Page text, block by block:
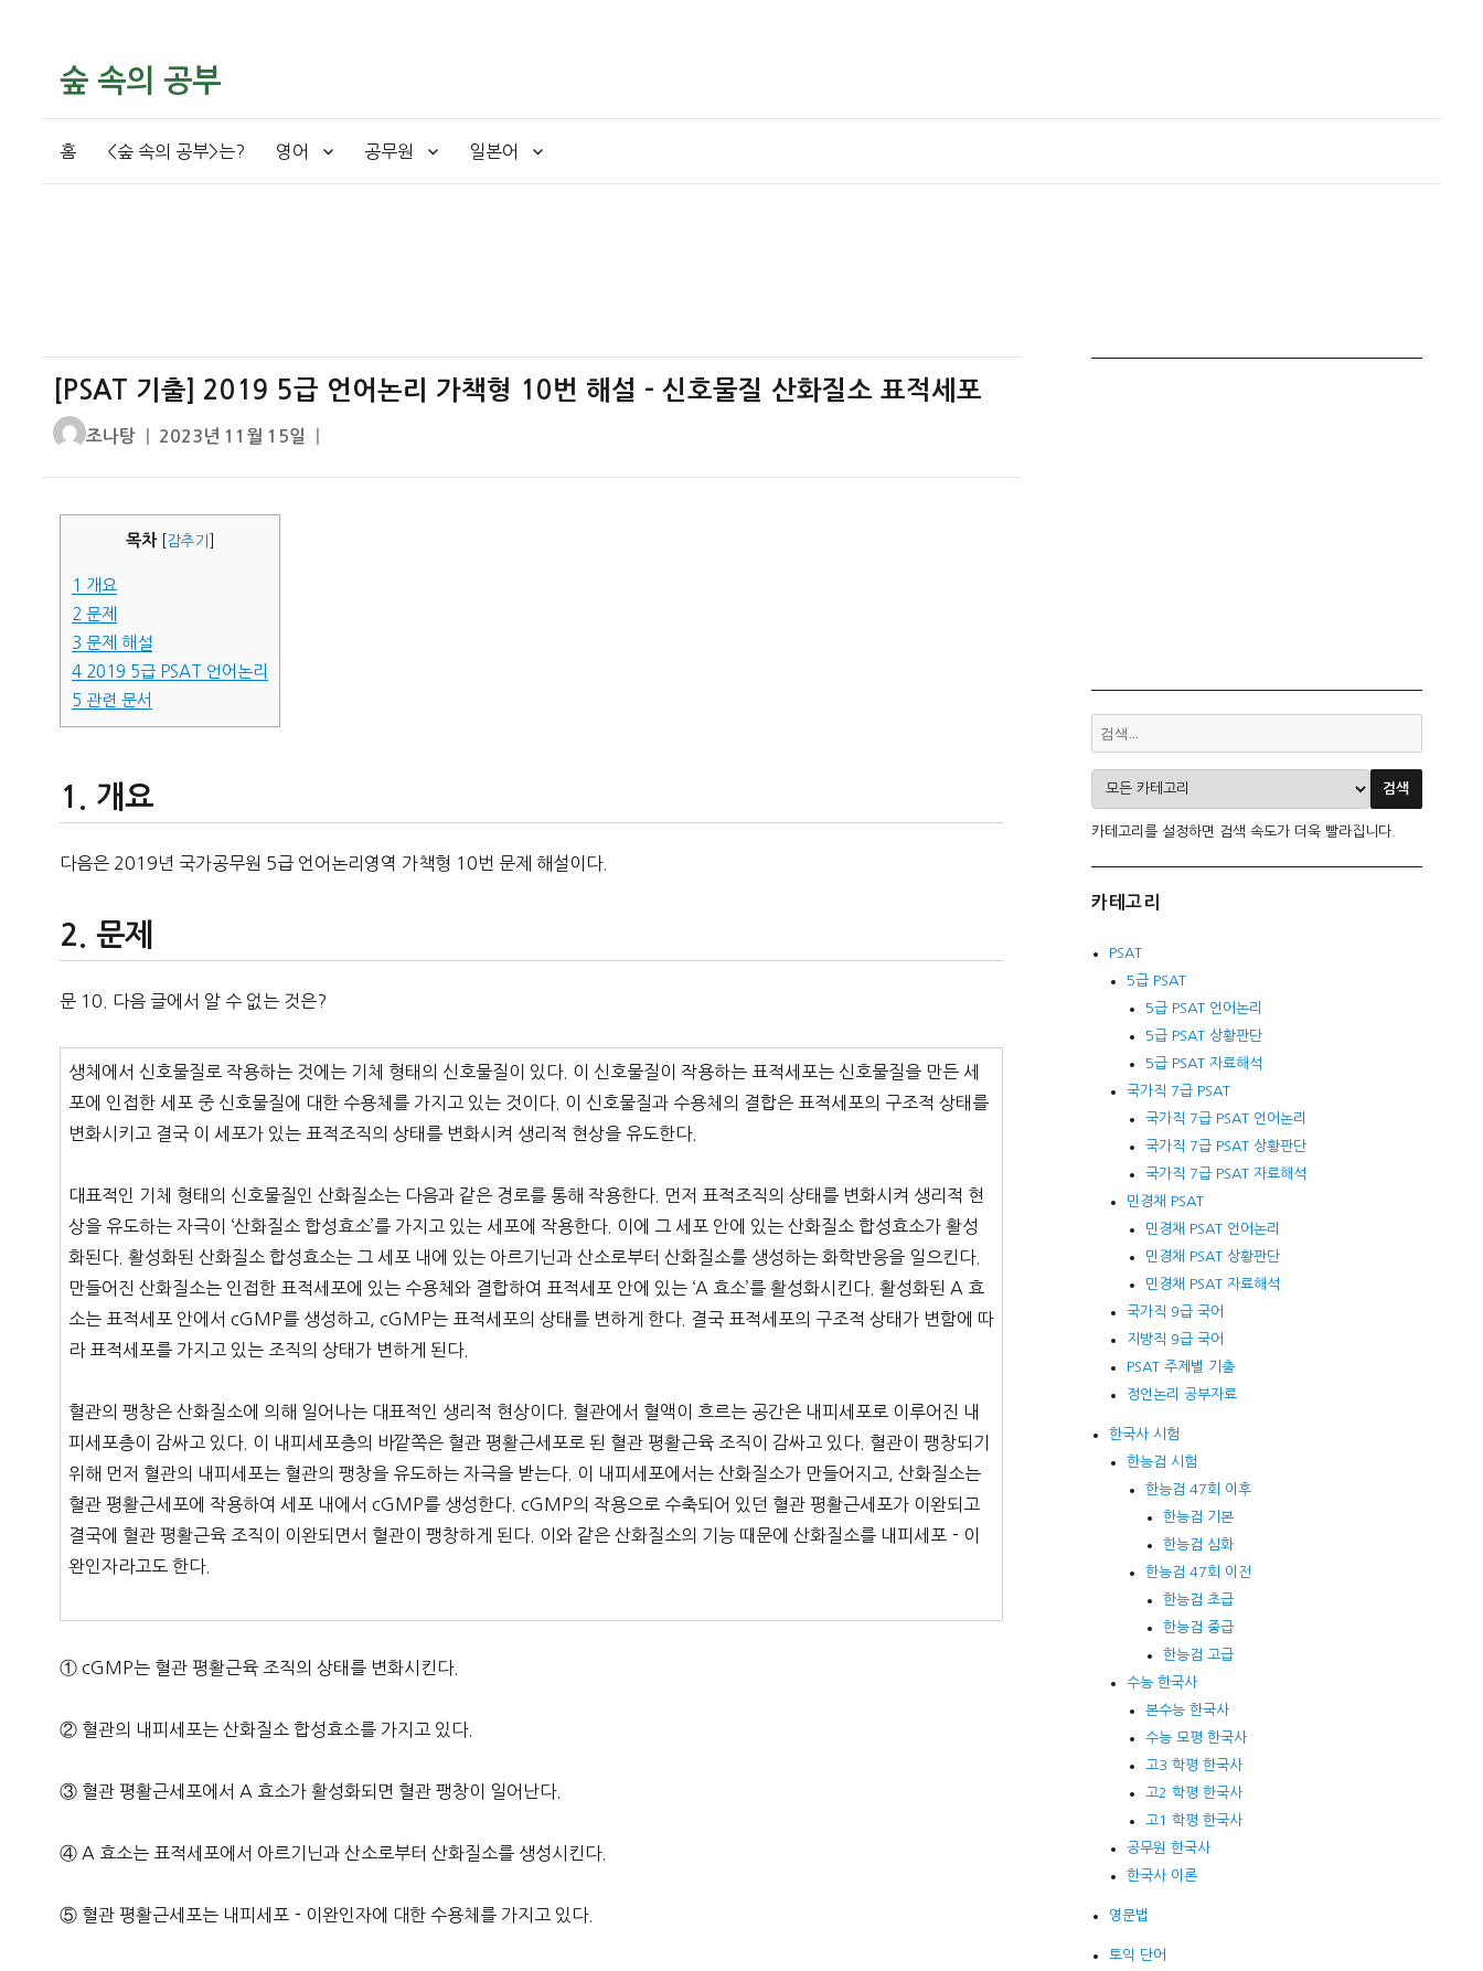
숲 속의 공부
홈 <숲 속의 공부>는? 영어 공무원 일본어
[PSAT 기출] 2019 5급 언어논리 가책형 10번 해설 – 신호물질 산화질소 표적세포
글
조나탕
작
자
2023년 11월 15일
목차 감추기
1 개요
2 문제
3 문제 해설
4 2019 5급 PSAT 언어논리
5 관련 문서
개요
다음은 2019년 국가공무원 5급 언어논리영역 가책형 10번 문제 해설이다.
문제
문 10. 다음 글에서 알 수 없는 것은?
생체에서 신호물질로 작용하는 것에는 기체 형태의 신호물질이 있다. 이 신호물질이 작용하는 표적세포는 신호물질을 만든 세
포에 인접한 세포 중 신호물질에 대한 수용체를 가지고 있는 것이다. 이 신호물질과 수용체의 결합은 표적세포의 구조적 상태를
변화시키고 결국 이 세포가 있는 표적조직의 상태를 변화시켜 생리적 현상을 유도한다.
대표적인 기체 형태의 신호물질인 산화질소는 다음과 같은 경로를 통해 작용한다. 먼저 표적조직의 상태를 변화시켜 생리적 현
상을 유도하는 자극이 ‘산화질소 합성효소’를 가지고 있는 세포에 작용한다. 이에 그 세포 안에 있는 산화질소 합성효소가 활성
화된다. 활성화된 산화질소 합성효소는 그 세포 내에 있는 아르기닌과 산소로부터 산화질소를 생성하는 화학반응을 일으킨다.
만들어진 산화질소는 인접한 표적세포에 있는 수용체와 결합하여 표적세포 안에 있는 ‘A 효소’를 활성화시킨다. 활성화된 A 효
소는 표적세포 안에서 cGMP를 생성하고, cGMP는 표적세포의 상태를 변하게 한다. 결국 표적세포의 구조적 상태가 변함에 따
라 표적세포를 가지고 있는 조직의 상태가 변하게 된다.
혈관의 팽창은 산화질소에 의해 일어나는 대표적인 생리적 현상이다. 혈관에서 혈액이 흐르는 공간은 내피세포로 이루어진 내
피세포층이 감싸고 있다. 이 내피세포층의 바깥쪽은 혈관 평활근세포로 된 혈관 평활근육 조직이 감싸고 있다. 혈관이 팽창되기
위해 먼저 혈관의 내피세포는 혈관의 팽창을 유도하는 자극을 받는다. 이 내피세포에서는 산화질소가 만들어지고, 산화질소는
혈관 평활근세포에 작용하여 세포 내에서 cGMP를 생성한다. cGMP의 작용으로 수축되어 있던 혈관 평활근세포가 이완되고
결국에 혈관 평활근육 조직이 이완되면서 혈관이 팽창하게 된다. 이와 같은 산화질소의 기능 때문에 산화질소를 내피세포－이
완인자라고도 한다.
① cGMP는 혈관 평활근육 조직의 상태를 변화시킨다.
② 혈관의 내피세포는 산화질소 합성효소를 가지고 있다.
③ 혈관 평활근세포에서 A 효소가 활성화되면 혈관 팽창이 일어난다.
④ A 효소는 표적세포에서 아르기닌과 산소로부터 산화질소를 생성시킨다.
⑤ 혈관 평활근세포는 내피세포－이완인자에 대한 수용체를 가지고 있다.
카테고리를 설정하면 검색 속도가 더욱 빨라집니다.
카테고리
PSAT
5급 PSAT
5급 PSAT 언어논리
5급 PSAT 상황판단
5급 PSAT 자료해석
국가직 7급 PSAT
국가직 7급 PSAT 언어논리
국가직 7급 PSAT 상황판단
국가직 7급 PSAT 자료해석
민경채 PSAT
민경채 PSAT 언어논리
민경채 PSAT 상황판단
민경채 PSAT 자료해석
국가직 9급 국어
지방직 9급 국어
PSAT 주제별 기출
정언논리 공부자료
한국사 시험
한능검 시험
한능검 47회 이후
한능검 기본
한능검 심화
한능검 47회 이전
한능검 초급
한능검 중급
한능검 고급
수능 한국사
본수능 한국사
수능 모평 한국사
고3 학평 한국사
고2 학평 한국사
고1 학평 한국사
공무원 한국사
한국사 이론
영문법
토익 단어